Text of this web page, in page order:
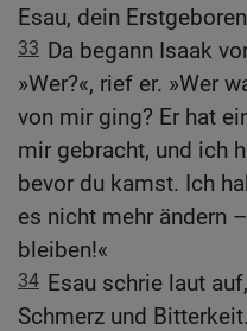
Esau, dein
33 Da begann Isaak
»Wer?«, rief er. »Wer
von mir ging? Er hat
mir gebracht, und ich
bevor du kamst. Ich
es nicht mehr ändern
bleiben!«
34 Esau schrie laut
Schmerz und